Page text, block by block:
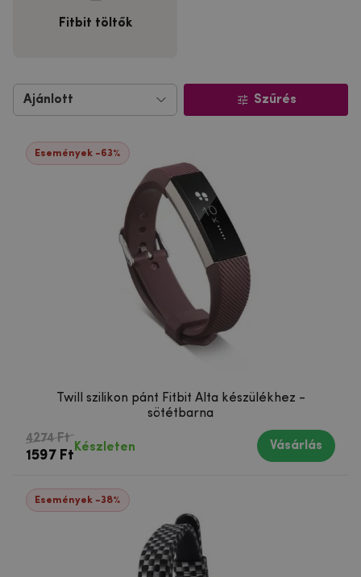
Fitbit töltők
Események -63%
Twill szilikon pánt Fitbit Alta készülékhez -
sötétbarna
4274 Ft
1597 Ft
Készleten Vásárlás
Események -38%
Szűrés